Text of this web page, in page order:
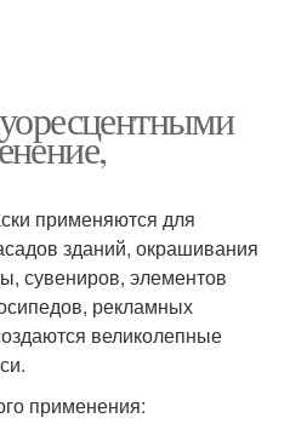
применяются для
зданий, окрашивания
сувениров, элементов
рекламных
великолепные
применения: